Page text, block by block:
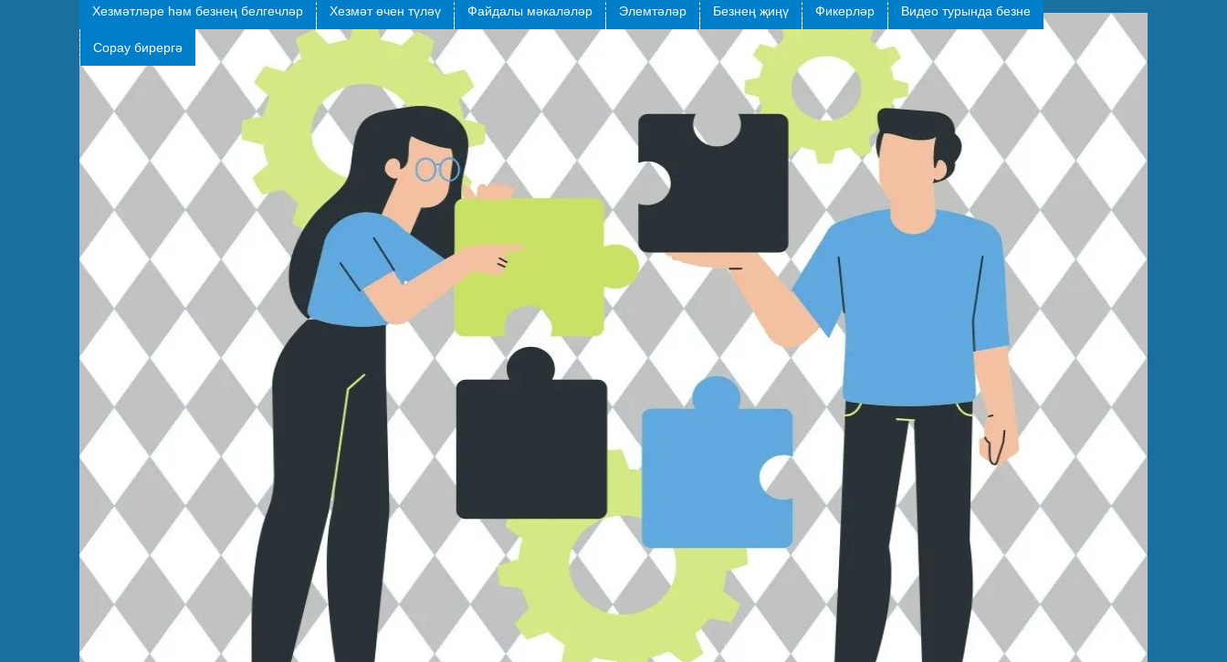
Хезмәтләре һәм безнең белгечләр Хезмәт өчен түләү Файдалы мәкаләләр Элемтәләр Безнең җиңү Фикерләр Видео турында безне
Сорау бирергә